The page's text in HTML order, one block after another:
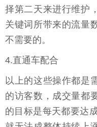
择第二天来进行维护
关键词所带来的流量
不需要的。
4.直通车配合
以上的这些操作都是
的访客数，成交量都
的目标是每天都要达